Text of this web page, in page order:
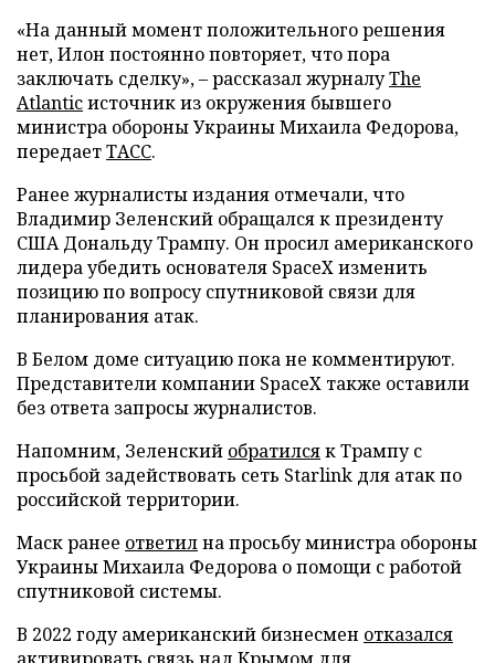
«На данный момент положительного решения
нет, Илон постоянно повторяет, что пора
заключать сделку», – рассказал журналуThe
Atlanticисточник из окружения бывшего
министра обороны Украины Михаила Федорова,
передаетТАСС.
Ранее журналисты издания отмечали, что
Владимир Зеленский обращался к президенту
США Дональду Трампу. Он просил американского
лидера убедить основателя SpaceX изменить
позицию по вопросу спутниковой связи для
планирования атак.
В Белом доме ситуацию пока не комментируют.
Представители компании SpaceX также оставили
без ответа запросы журналистов.
Напомним, Зеленский обратилсяк Трампу с
просьбой задействовать сеть Starlink для атак по
российской территории.
Маск ранее ответилна просьбу министра обороны
Украины Михаила Федорова о помощи с работой
спутниковой системы.
В 2022 году американский бизнесмен отказался